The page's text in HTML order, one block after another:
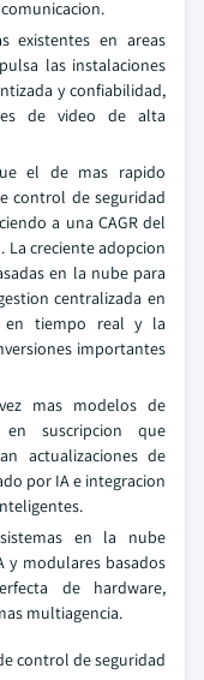
existentes en areas
las instalaciones
y confiabilidad,
de video de alta
el de mas rapido
control de seguridad
a una CAGR del
creciente adopcion
en la nube para
centralizada en
en tiempo real y la
importantes
mas modelos de
en suscripcion que
actualizaciones de
por IA e integracion
en la nube
y modulares basados
de hardware,
multiagencia.
control de seguridad